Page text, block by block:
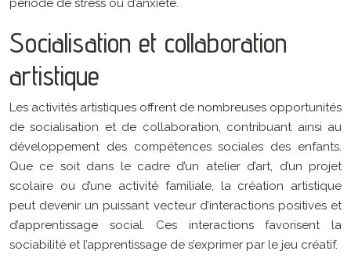
période de stress ou d’anxiété.
Socialisation et collaboration
artistique
Les activités artistiques offrent de nombreuses opportunités
de socialisation et de collaboration, contribuant ainsi au
développement des compétences sociales des enfants.
Que ce soit dans le cadre d’un atelier d’art, d’un projet
scolaire ou d’une activité familiale, la création artistique
peut devenir un puissant vecteur d’interactions positives et
d’apprentissage social. Ces interactions favorisent la
sociabilité et l’apprentissage de s’exprimer par le jeu créatif.